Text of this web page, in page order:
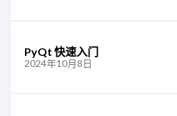
PyQt 快速入门
2024年10月8日